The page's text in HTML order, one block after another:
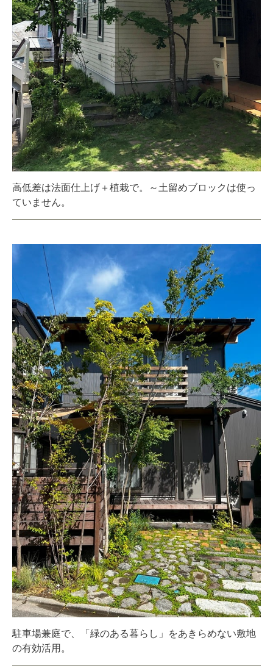
高低差は法面仕上げ＋植栽で。～土留めブロックは使っ
ていません。
駐車場兼庭で、「緑のある暮らし」をあきらめない敷地
の有効活用。